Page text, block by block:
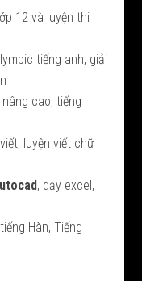
12 và luyện thi
tiếng anh, giải
cao, tiếng
luyện viết chữ
, dạy excel,
Hàn, Tiếng